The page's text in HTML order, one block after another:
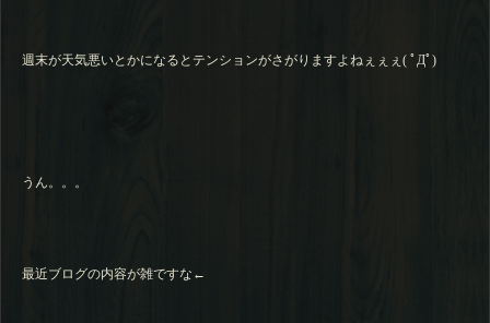
週末が天気悪いとかになるとテンションがさがりますよねぇぇぇ( ﾟДﾟ)
うん。。。
最近ブログの内容が雑ですな←